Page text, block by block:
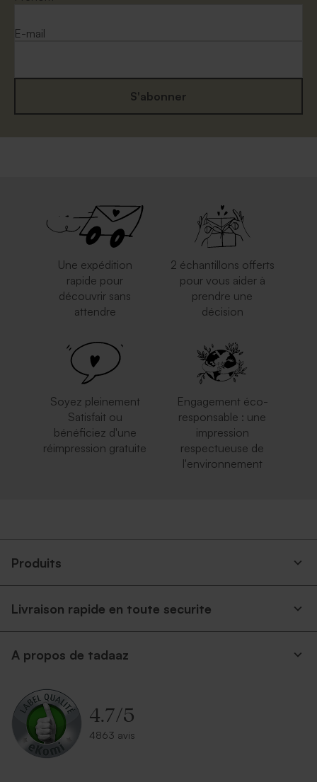
E-mail
S'abonner
Une expédition
rapide pour
découvrir sans
attendre
2 échantillons offerts
pour vous aider à
prendre une
décision
Soyez pleinement
Satisfait ou
bénéficiez d'une
réimpression gratuite
Engagement éco-
responsable : une
impression
respectueuse de
l'environnement
Produits
Livraison rapide en toute securite
A propos de tadaaz
4.7/5
4863 avis